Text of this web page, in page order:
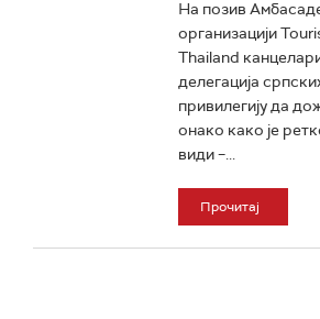
На позив
организацији
Thailand
делегација
привилегију да
онако како је
види –...
Прочитај